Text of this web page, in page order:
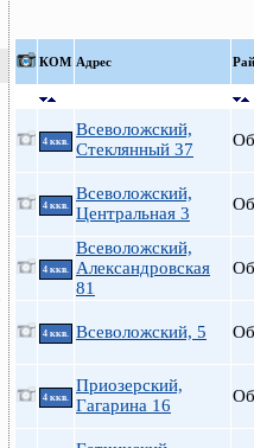
Петроградский
Приморский
Пушкинский
Фрунзенский
Центральный
КOМ Адрес
4 ккв.
Всеволожский,
Стеклянный 37
4 ккв.
Всеволожский,
Центральная 3
4 ккв.
Всеволожский,
Александровская
81
4 ккв. Всеволожский, 5
4 ккв.
Приозерский,
Гагарина 16